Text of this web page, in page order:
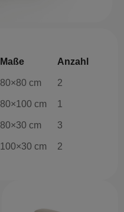
Maße Anzahl
80×80 cm 2
80×100 cm 1
80×30 cm 3
100×30 cm 2